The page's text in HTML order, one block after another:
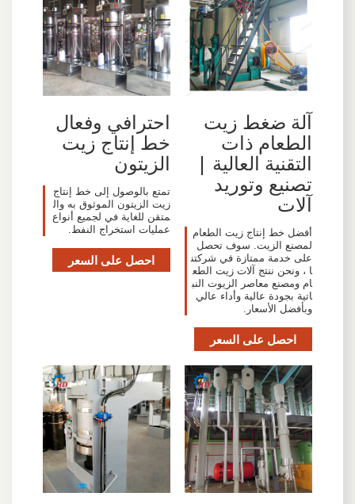
آلة ضغط زيت
الطعام ذات
التقنية العالية |
تصنيع وتوريد
آلات
أفضل خط إنتاج زيت الطعام
لمصنع الزيت. سوف تحصل
على خدمة ممتازة في شركتن
ا ، ونحن ننتج آلات زيت الطع
ام ومصنع معاصر الزيوت النب
اتية بجودة عالية وأداء عالي
وبأفضل الأسعار.
احصل على السعر
احترافي وفعال
خط إنتاج زيت
الزيتون
تمتع بالوصول إلى خط إنتاج
زيت الزيتون الموثوق به وال
متقن للغاية في لجميع أنواع
عمليات استخراج النفط.
احصل على السعر